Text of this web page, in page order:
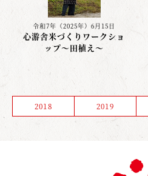
令和7年（2025年）6月15日
心游舎米づくりワークショ
ップ〜田植え〜
2018 2019